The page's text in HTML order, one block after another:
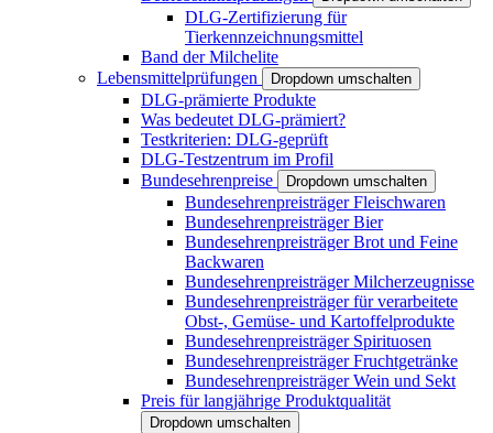
DLG-Zertifizierung für
Tierkennzeichnungsmittel
Band der Milchelite
Lebensmittelprüfungen
Dropdown umschalten
DLG-prämierte Produkte
Was bedeutet DLG-prämiert?
Testkriterien: DLG-geprüft
DLG-Testzentrum im Profil
Bundesehrenpreise
Dropdown umschalten
Bundesehrenpreisträger Fleischwaren
Bundesehrenpreisträger Bier
Bundesehrenpreisträger Brot und Feine
Backwaren
Bundesehrenpreisträger Milcherzeugnisse
Bundesehrenpreisträger für verarbeitete
Obst-, Gemüse- und Kartoffelprodukte
Bundesehrenpreisträger Spirituosen
Bundesehrenpreisträger Fruchtgetränke
Bundesehrenpreisträger Wein und Sekt
Preis für langjährige Produktqualität
Dropdown umschalten